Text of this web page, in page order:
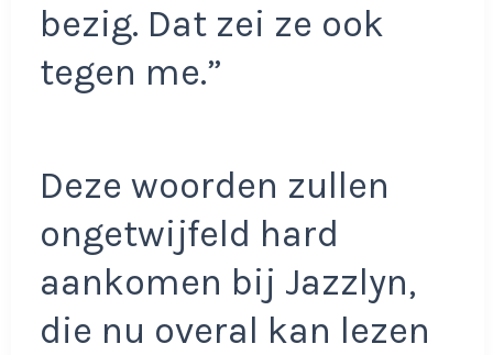
bezig. Dat zei ze ook
tegen me.”
Deze woorden zullen
ongetwijfeld hard
aankomen bij Jazzlyn,
die nu overal kan lezen